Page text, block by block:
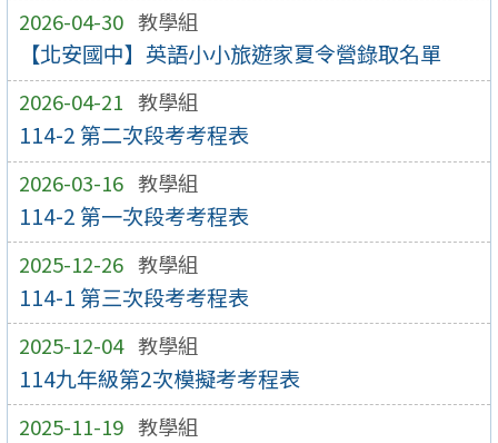
2026-04-30 教學組
【北安國中】英語小小旅遊家夏令營錄取名單
2026-04-21 教學組
114-2 第二次段考考程表
2026-03-16 教學組
114-2 第一次段考考程表
2025-12-26 教學組
114-1 第三次段考考程表
2025-12-04 教學組
114九年級第2次模擬考考程表
2025-11-19 教學組